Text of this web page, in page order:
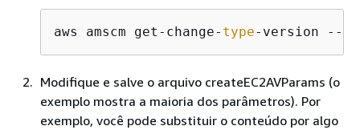
aws amscm get-change- type-version --
Modifique e salve o arquivo createEC2AVParams (o
exemplo mostra a maioria dos parâmetros). Por
exemplo, você pode substituir o conteúdo por algo